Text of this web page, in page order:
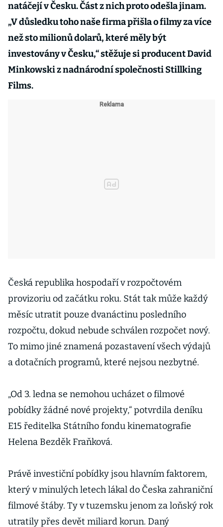
natáčejí v Česku. Část z nich proto odešla jinam.
„V důsledku toho naše firma přišla o filmy za více
než sto milionů dolarů, které měly být
investovány v Česku,“ stěžuje si producent David
Minkowski z nadnárodní společnosti Stillking
Films.
Česká republika hospodaří v rozpočtovém
provizoriu od začátku roku. Stát tak může každý
měsíc utratit pouze dvanáctinu posledního
rozpočtu, dokud nebude schválen rozpočet nový.
To mimo jiné znamená pozastavení všech výdajů
a dotačních programů, které nejsou nezbytné.
„Od 3. ledna se nemohou ucházet o filmové
pobídky žádné nové projekty,“ potvrdila deníku
E15 ředitelka Státního fondu kinematografie
Helena Bezděk Fraňková.
Právě investiční pobídky jsou hlavním faktorem,
který v minulých letech lákal do Česka zahraniční
filmové štáby. Ty v tuzemsku jenom za loňský rok
utratily přes devět miliard korun. Daný